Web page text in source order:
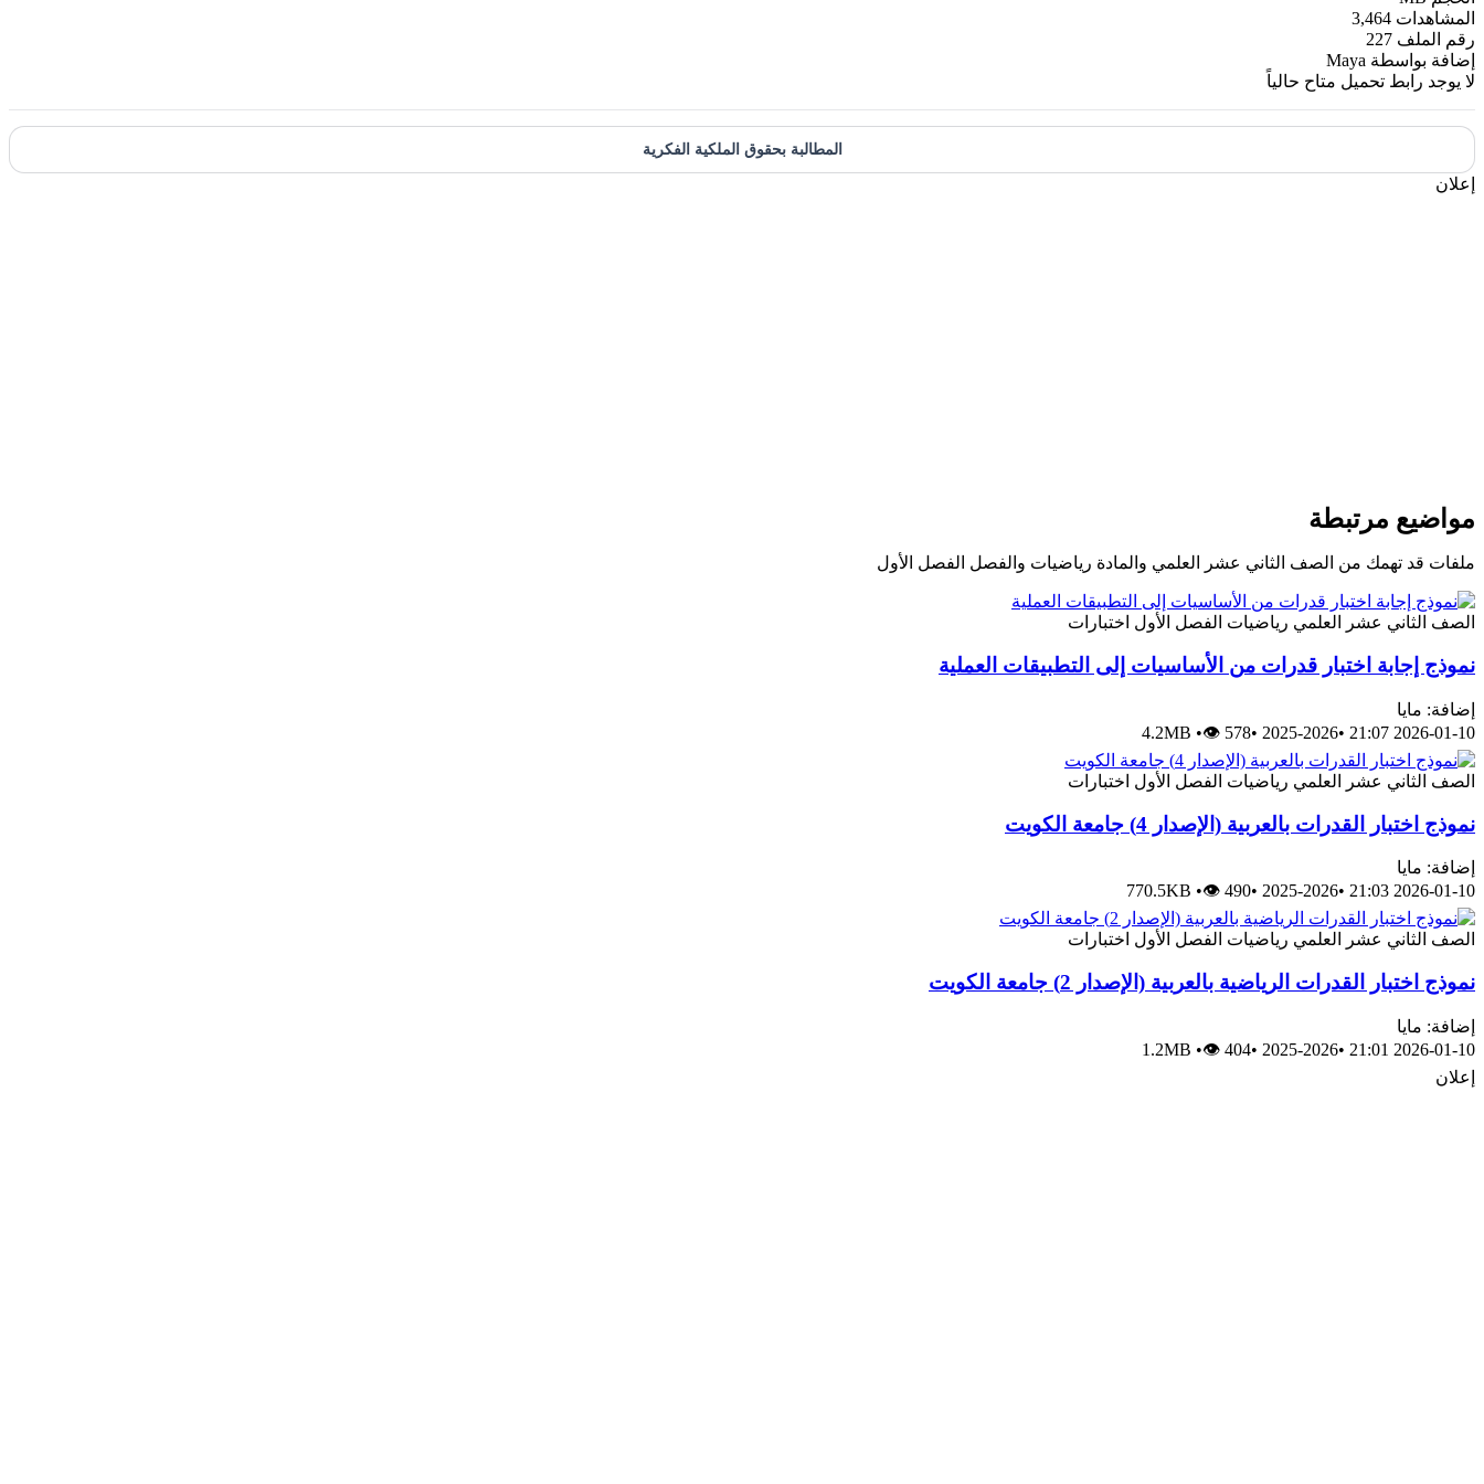
المشاهدات 3,464
رقم الملف 227
إضافة بواسطة Maya
لا يوجد رابط تحميل متاح حالياً
المطالبة بحقوق الملكية الفكرية
إعلان
مواضيع مرتبطة
ملفات قد تهمك من الصف الثاني عشر العلمي والمادة رياضيات والفصل الفصل الأول
الصف الثاني عشر العلمي رياضيات الفصل الأول اختبارات
نموذج إجابة اختبار قدرات من الأساسيات إلى التطبيقات العملية
إضافة: مايا
2026-01-10 21:07
•
2025-2026
•
4.2MB •👁 578
الصف الثاني عشر العلمي رياضيات الفصل الأول اختبارات
نموذج اختبار القدرات بالعربية (الإصدار 4) جامعة الكويت
إضافة: مايا
2026-01-10 21:03
•
2025-2026
•
770.5KB •👁 490
الصف الثاني عشر العلمي رياضيات الفصل الأول اختبارات
نموذج اختبار القدرات الرياضية بالعربية (الإصدار 2) جامعة الكويت
إضافة: مايا
2026-01-10 21:01
•
2025-2026
•
1.2MB •👁 404
إعلان